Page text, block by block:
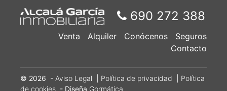
690 272 388
Venta Alquiler Conócenos
Seguros
Contacto
© 2026 - Aviso Legal Política de privacidad
Política
de cookies - Diseña Gormática